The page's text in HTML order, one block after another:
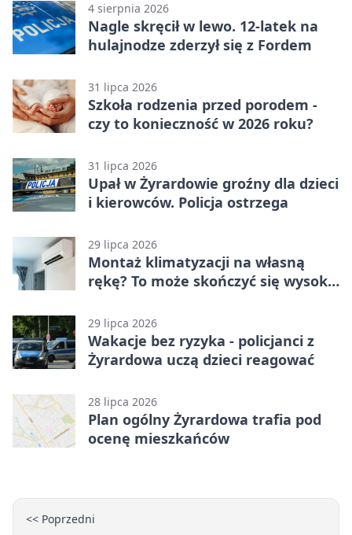
4 sierpnia 2026
Nagle skręcił w lewo. 12-latek na
hulajnodze zderzył się z Fordem
31 lipca 2026
Szkoła rodzenia przed porodem -
czy to konieczność w 2026 roku?
31 lipca 2026
Upał w Żyrardowie groźny dla dzieci
i kierowców. Policja ostrzega
29 lipca 2026
Montaż klimatyzacji na własną
rękę? To może skończyć się wysoką
29 lipca 2026
Wakacje bez ryzyka - policjanci z
Żyrardowa uczą dzieci reagować
28 lipca 2026
Plan ogólny Żyrardowa trafia pod
ocenę mieszkańców
<< Poprzedni